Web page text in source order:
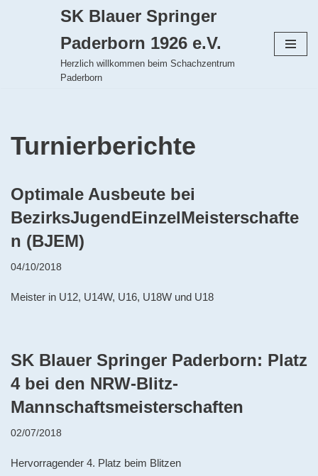
SK Blauer Springer
Paderborn 1926 e.V.
Herzlich willkommen beim Schachzentrum
Paderborn
Turnierberichte
Optimale Ausbeute bei
BezirksJugendEinzelMeisterschafte
n (BJEM)
04/10/2018
Meister in U12, U14W, U16, U18W und U18
SK Blauer Springer Paderborn: Platz
4 bei den NRW-Blitz-
Mannschaftsmeisterschaften
02/07/2018
Hervorragender 4. Platz beim Blitzen